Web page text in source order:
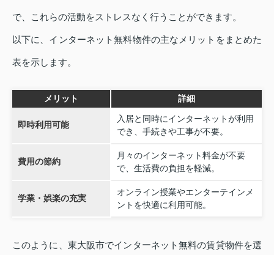
で、これらの活動をストレスなく行うことができます。
以下に、インターネット無料物件の主なメリットをまとめた
表を示します。
メリット 詳細
即時利用可能
入居と同時にインターネットが利用
でき、手続きや工事が不要。
費用の節約
月々のインターネット料金が不要
で、生活費の負担を軽減。
学業・娯楽の充実
オンライン授業やエンターテインメ
ントを快適に利用可能。
このように、東大阪市でインターネット無料の賃貸物件を選